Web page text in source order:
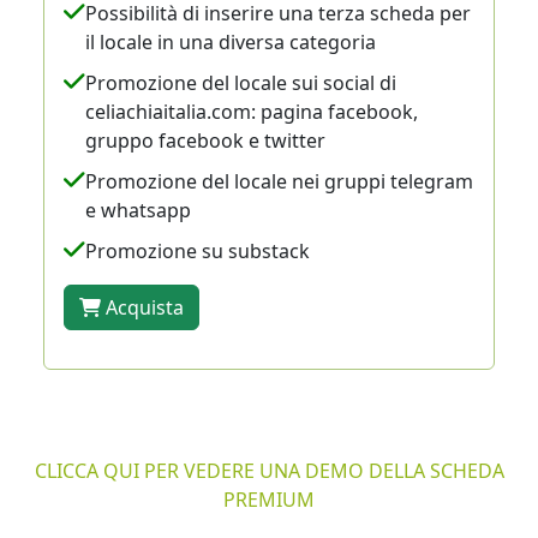
Possibilità di inserire una terza scheda per
il locale in una diversa categoria
Promozione del locale sui social di
celiachiaitalia.com: pagina facebook,
gruppo facebook e twitter
Promozione del locale nei gruppi telegram
e whatsapp
Promozione su substack
Acquista
CLICCA QUI PER VEDERE UNA DEMO DELLA SCHEDA
PREMIUM